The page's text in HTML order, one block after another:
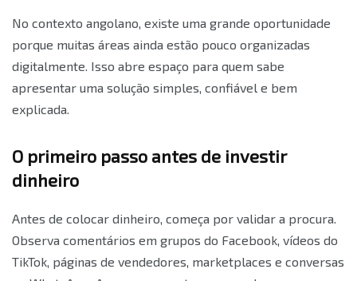
No contexto angolano, existe uma grande oportunidade
porque muitas áreas ainda estão pouco organizadas
digitalmente. Isso abre espaço para quem sabe
apresentar uma solução simples, confiável e bem
explicada.
O primeiro passo antes de investir
dinheiro
Antes de colocar dinheiro, começa por validar a procura.
Observa comentários em grupos do Facebook, vídeos do
TikTok, páginas de vendedores, marketplaces e conversas